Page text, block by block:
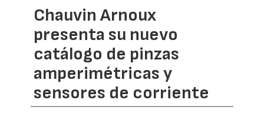
Chauvin Arnoux
presenta su nuevo
catálogo de pinzas
amperimétricas y
sensores de corriente